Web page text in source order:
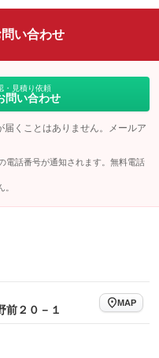
：装備あり
ルーフレール
：装備なし
：装備なし
い合わせ
・見積り依頼
問い合わせ
くことはありません。メールア
電話番号が通知されます。無料電話
前２０－１
MAP